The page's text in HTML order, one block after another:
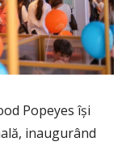
Popeyes își
inaugurând